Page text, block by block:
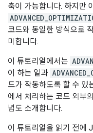
축이 가능합니다. 하지만
코드와 동일한 방식으로
미합니다.
이 튜토리얼에서는
이 하는 일과
드가 작동하도록 할 수 있
에서 처리하는 코드 외부
념도 소개합니다.
이 튜토리얼을 읽기 전에